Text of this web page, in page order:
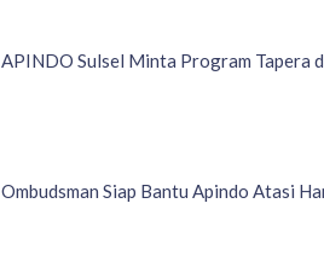
APINDO Sulsel Minta Program Tapera
Ombudsman Siap Bantu Apindo Atasi